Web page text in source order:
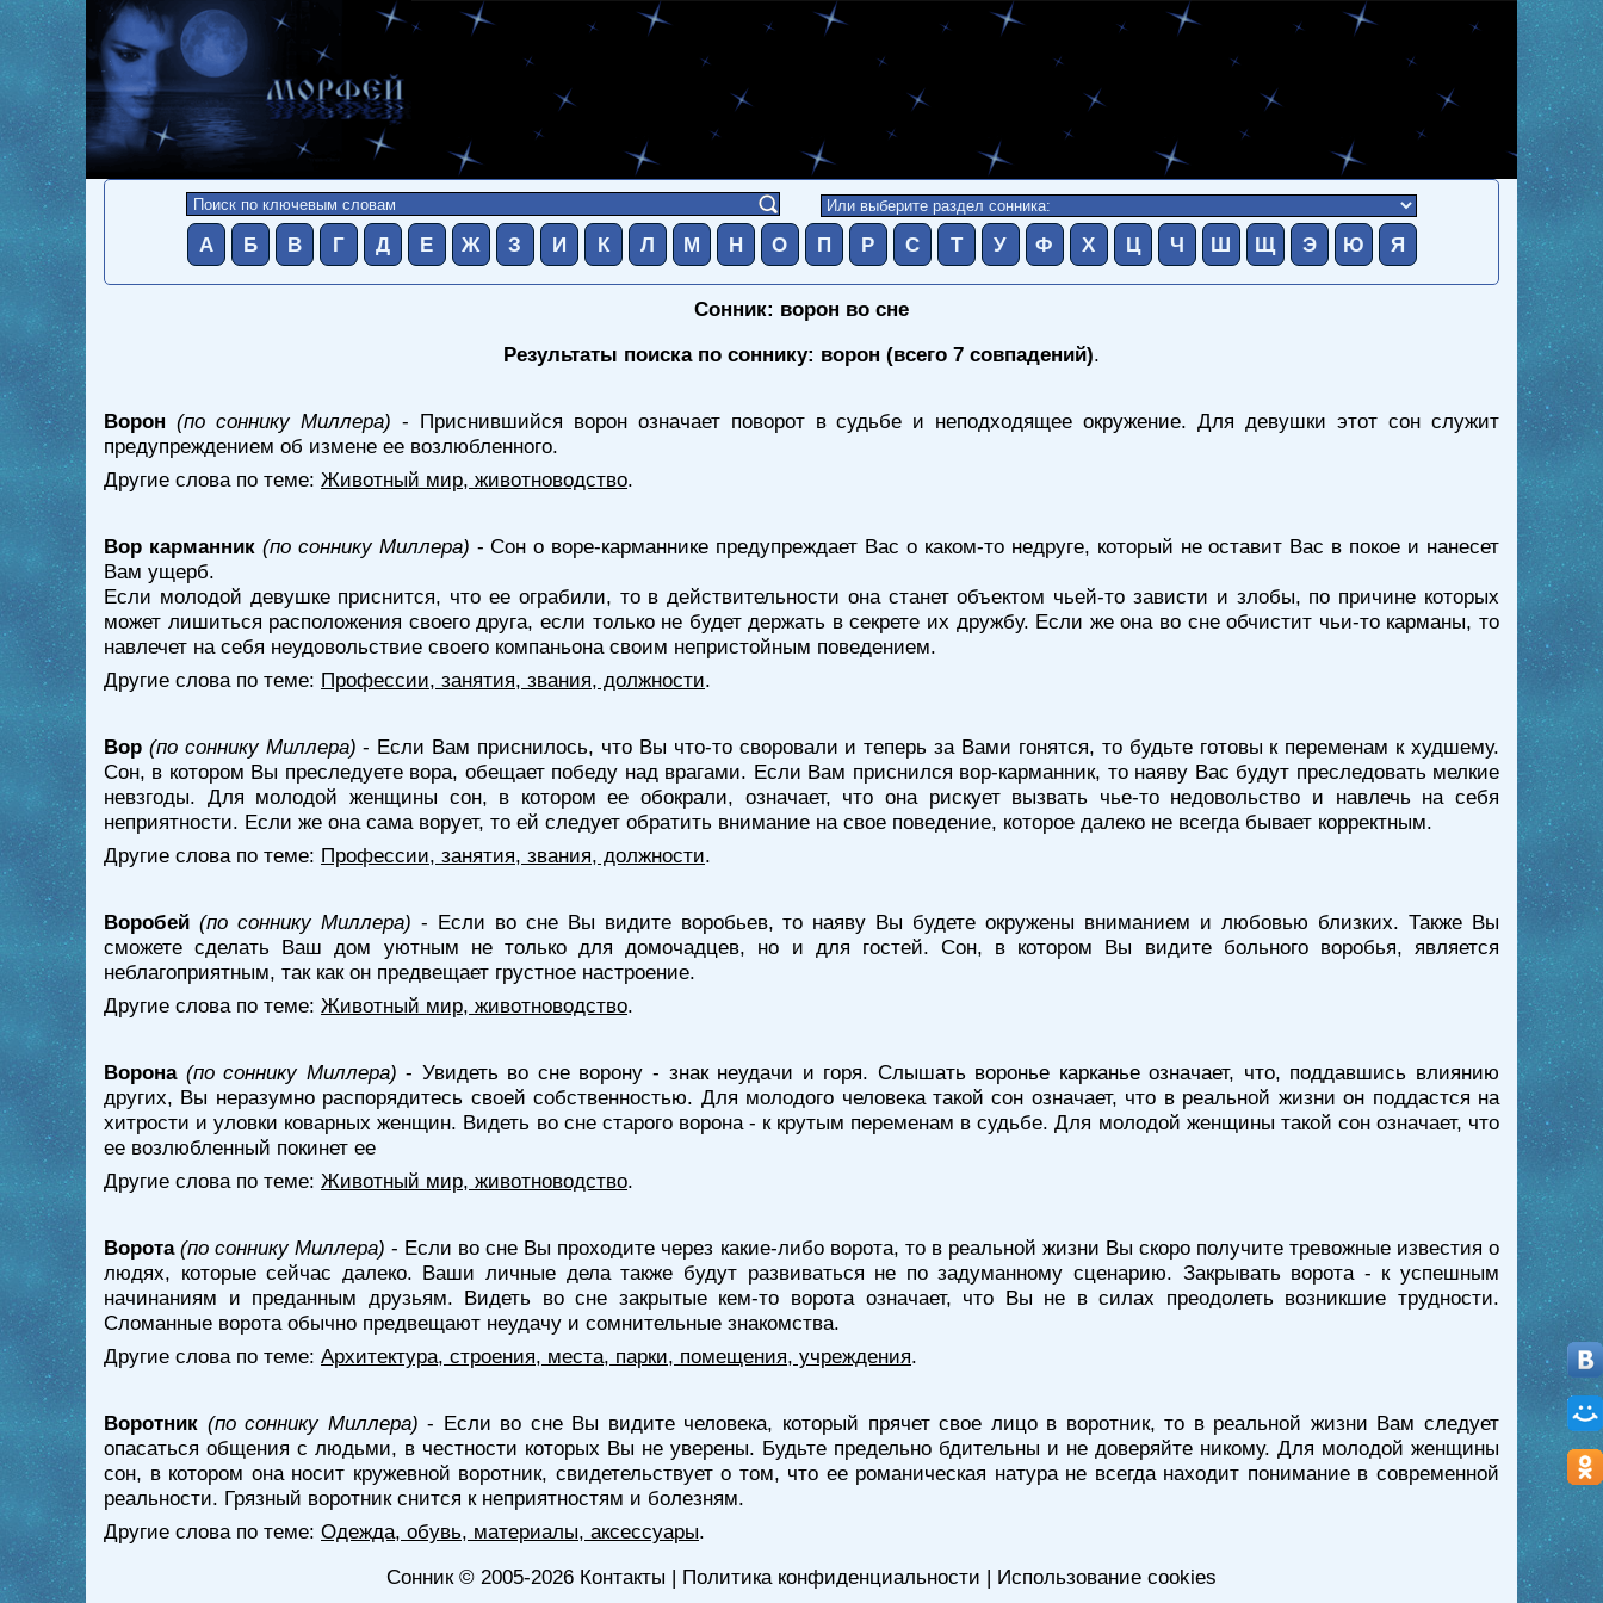
А Б В Г Д Е Ж З И К Л М Н О П Р С Т У Ф Х Ц Ч Ш Щ Э Ю Я
Сонник: ворон во сне
Результаты поиска по соннику: ворон (всего 7 совпадений).
Ворон (по соннику Миллера) - Приснившийся ворон означает поворот в судьбе и неподходящее окружение. Для девушки этот сон служит
предупреждением об измене ее возлюбленного.
Другие слова по теме: Животный мир, животноводство.
Вор карманник (по соннику Миллера) - Сон о воре-карманнике предупреждает Вас о каком-то недруге, который не оставит Вас в покое и нанесет
Вам ущерб.
Если молодой девушке приснится, что ее ограбили, то в действительности она станет объектом чьей-то зависти и злобы, по причине которых
может лишиться расположения своего друга, если только не будет держать в секрете их дружбу. Если же она во сне обчистит чьи-то карманы, то
навлечет на себя неудовольствие своего компаньона своим непристойным поведением.
Другие слова по теме: Профессии, занятия, звания, должности.
Вор (по соннику Миллера) - Если Вам приснилось, что Вы что-то своровали и теперь за Вами гонятся, то будьте готовы к переменам к худшему.
Сон, в котором Вы преследуете вора, обещает победу над врагами. Если Вам приснился вор-карманник, то наяву Вас будут преследовать мелкие
невзгоды. Для молодой женщины сон, в котором ее обокрали, означает, что она рискует вызвать чье-то недовольство и навлечь на себя
неприятности. Если же она сама ворует, то ей следует обратить внимание на свое поведение, которое далеко не всегда бывает корректным.
Другие слова по теме: Профессии, занятия, звания, должности.
Воробей (по соннику Миллера) - Если во сне Вы видите воробьев, то наяву Вы будете окружены вниманием и любовью близких. Также Вы
сможете сделать Ваш дом уютным не только для домочадцев, но и для гостей. Сон, в котором Вы видите больного воробья, является
неблагоприятным, так как он предвещает грустное настроение.
Другие слова по теме: Животный мир, животноводство.
Ворона (по соннику Миллера) - Увидеть во сне ворону - знак неудачи и горя. Слышать воронье карканье означает, что, поддавшись влиянию
других, Вы неразумно распорядитесь своей собственностью. Для молодого человека такой сон означает, что в реальной жизни он поддастся на
хитрости и уловки коварных женщин. Видеть во сне старого ворона - к крутым переменам в судьбе. Для молодой женщины такой сон означает, что
ее возлюбленный покинет ее
Другие слова по теме: Животный мир, животноводство.
Ворота (по соннику Миллера) - Если во сне Вы проходите через какие-либо ворота, то в реальной жизни Вы скоро получите тревожные известия о
людях, которые сейчас далеко. Ваши личные дела также будут развиваться не по задуманному сценарию. Закрывать ворота - к успешным
начинаниям и преданным друзьям. Видеть во сне закрытые кем-то ворота означает, что Вы не в силах преодолеть возникшие трудности.
Сломанные ворота обычно предвещают неудачу и сомнительные знакомства.
Другие слова по теме: Архитектура, строения, места, парки, помещения, учреждения.
Воротник (по соннику Миллера) - Если во сне Вы видите человека, который прячет свое лицо в воротник, то в реальной жизни Вам следует
опасаться общения с людьми, в честности которых Вы не уверены. Будьте предельно бдительны и не доверяйте никому. Для молодой женщины
сон, в котором она носит кружевной воротник, свидетельствует о том, что ее романическая натура не всегда находит понимание в современной
реальности. Грязный воротник снится к неприятностям и болезням.
Другие слова по теме: Одежда, обувь, материалы, аксессуары.
Сонник© 2005-2026 Контакты | Политика конфиденциальности | Использование cookies